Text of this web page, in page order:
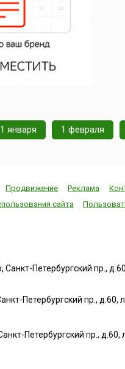
января 1 февраля
Продвижение Реклама
сайта
Петербургский пр.,
Петербургский пр., д.60,
Петербургский пр.,